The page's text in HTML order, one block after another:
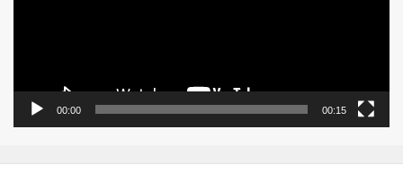
00:00 00:15